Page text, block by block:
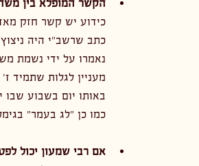
הקשר המופלא בין
כידוע יש קשר חזק
כתב שרשב"י היה
נאמרו על ידי נשמת
מעניין לגלות שתמיד
באותו יום בשבוע שבו
כמו כן "לג בעמר"
אם רבי שמעון יכול